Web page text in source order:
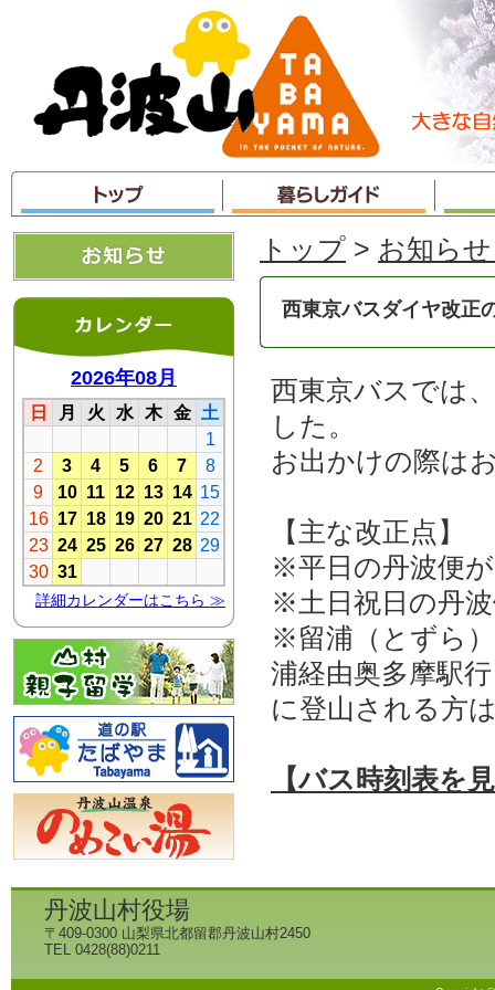
ャ
ン
プ
トップ > お知ら
西東京バスダイヤ改正
西東京バスでは
した。
お出かけの際は
【主な改正点】
※平日の丹波便
※土日祝日の丹
※留浦（とずら
浦経由奥多摩駅
に登山される方
【バス時刻表を
丹波山村役場
〒409-0300 山梨県北都留郡丹波山村2450
TEL 0428(88)0211